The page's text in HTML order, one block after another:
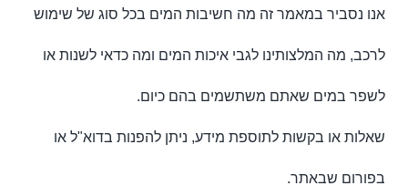
אנו נסביר במאמר זה מה חשיבות המים בכל סוג של שימוש
לרכב, מה המלצותינו לגבי איכות המים ומה כדאי לשנות או
לשפר במים שאתם משתשמים בהם כיום.
שאלות או בקשות לתוספת מידע, ניתן להפנות בדוא"ל או
בפורום שבאתר.